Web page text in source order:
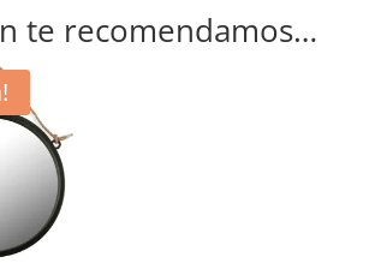
te recomendamos…